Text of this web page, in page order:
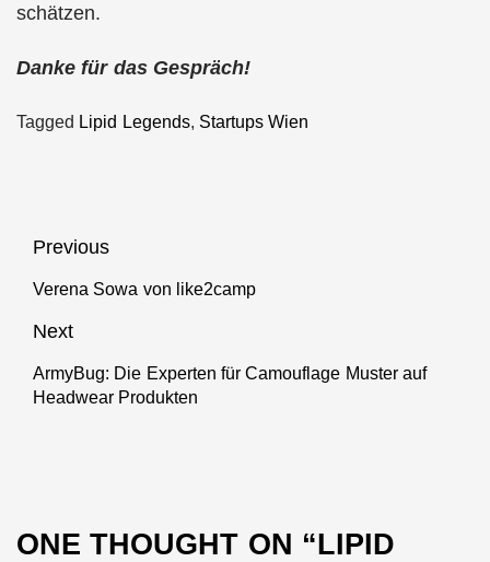
schätzen.
Danke für das Gespräch!
Tagged Lipid Legends, Startups Wien
Beitragsnavigation
Previous
Previous
Verena Sowa von like2camp
Next
Next
post:
ArmyBug: Die Experten für Camouflage Muster auf
Headwear Produkten
ONE THOUGHT ON “LIPID